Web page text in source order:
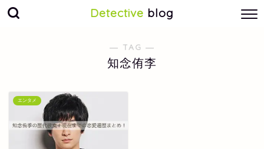
Detective blog
― TAG ―
知念侑李
エンタメ